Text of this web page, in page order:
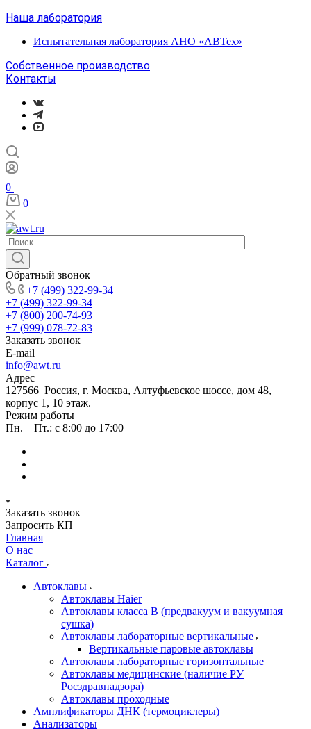
Наша лаборатория
Испытательная лаборатория АНО «АВТех»
Собственное производство
Контакты
0
0
Обратный звонок
+7 (499) 322-99-34
+7 (499) 322-99-34
+7 (800) 200-74-93
+7 (999) 078-72-83
Заказать звонок
E-mail
info@awt.ru
Адрес
127566 Россия, г. Москва, Алтуфьевское шоссе, дом 48,
корпус 1, 10 этаж.
Режим работы
Пн. – Пт.: с 8:00 до 17:00
Заказать звонок
Запросить КП
Главная
О нас
Каталог
Автоклавы
Автоклавы Haier
Автоклавы класса B (предвакуум и вакуумная
сушка)
Автоклавы лабораторные вертикальные
Вертикальные паровые автоклавы
Автоклавы лабораторные горизонтальные
Автоклавы медицинские (наличие РУ
Росздравнадзора)
Автоклавы проходные
Амплификаторы ДНК (термоциклеры)
Анализаторы